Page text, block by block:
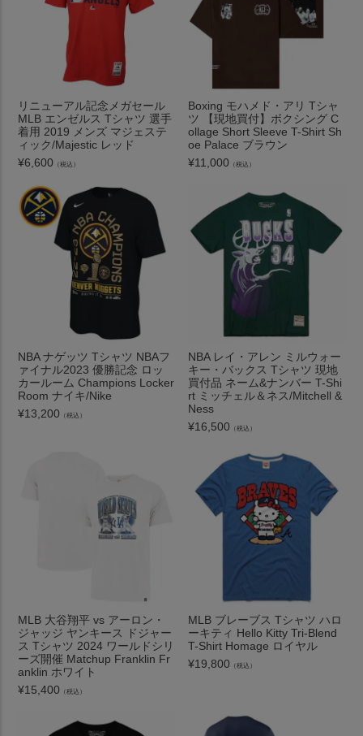
リニューアル記念メガセール
MLB エンゼルス Tシャツ 選手
着用 2019 メンズ マジェステ
ィック/Majestic レッド
¥6,600 （税込）
Boxing モハメド・アリ Tシャ
ツ 【現地買付】ボクシング C
ollage Short Sleeve T-Shirt Sh
oe Palace ブラウン
¥11,000 （税込）
NBA ナゲッツ Tシャツ NBAフ
ァイナル2023 優勝記念 ロッ
カールーム Champions Locker
Room ナイキ/Nike
¥13,200 （税込）
NBA レイ・アレン ミルウォー
キー・バックス Tシャツ 現地
買付品 ネーム&ナンバー T-Shi
rt ミッチェル＆ネス/Mitchell &
Ness
¥16,500 （税込）
MLB 大谷翔平 vs アーロン・
ジャッジ ヤンキース ドジャー
ス Tシャツ 2024 ワールドシリ
ーズ開催 Matchup Franklin Fr
anklin ホワイト
¥15,400 （税込）
MLB ブレーブス Tシャツ ハロ
ーキティ Hello Kitty Tri-Blend
T-Shirt Homage ロイヤル
¥19,800 （税込）